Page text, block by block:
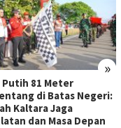
»
Putih 81 Meter
di Batas Negeri:
Kaltara Jaga
dan Masa Depan